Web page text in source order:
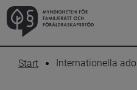
Start Internationella